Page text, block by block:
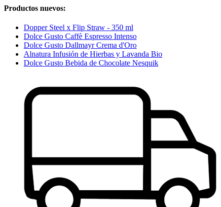
Productos nuevos:
Dopper Steel x Flip Straw - 350 ml
Dolce Gusto Caffè Espresso Intenso
Dolce Gusto Dallmayr Crema d'Oro
Alnatura Infusión de Hierbas y Lavanda Bio
Dolce Gusto Bebida de Chocolate Nesquik